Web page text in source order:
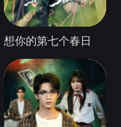
想你的第七个春日